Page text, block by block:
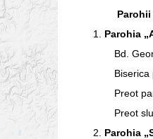
1. Parohia
Bd.
Biserica
Preot
Preot
2. Parohia